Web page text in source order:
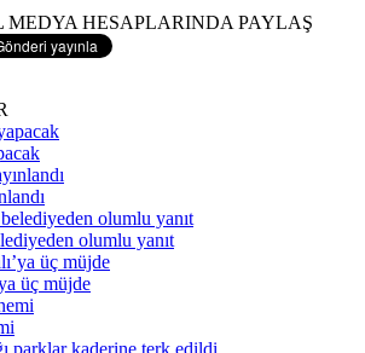
MEDYA HESAPLARINDA PAYLAŞ
olumlu yanıt
üç müjde